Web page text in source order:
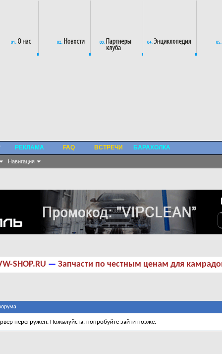
Навигация
РЕКЛАМА FAQ ВСТРЕЧИ БАРАХОЛКА
SHOP.RU — Запчасти по честным ценам для
перегружен. Пожалуйста, попробуйте зайти позже.